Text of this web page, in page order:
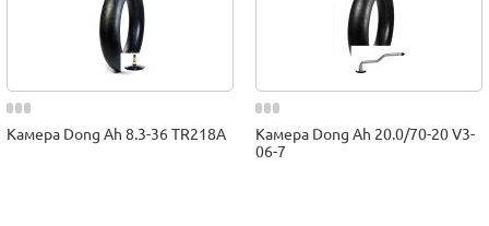
Камера Dong Ah 8.3-36 TR218A
Камера Dong Ah 20.0/70-20 V3-
06-7